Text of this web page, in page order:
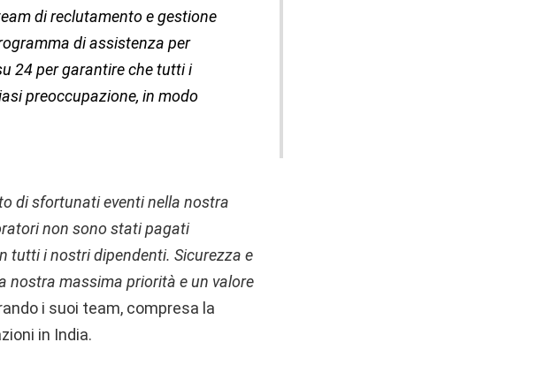
di reclutamento e gestione
di assistenza per
24 per garantire che tutti i
preoccupazione, in modo
di sfortunati eventi nella nostra
non sono stati pagati
tutti i nostri dipendenti. Sicurezza e
nostra massima priorità e un valore
i suoi team, compresa la
in India.